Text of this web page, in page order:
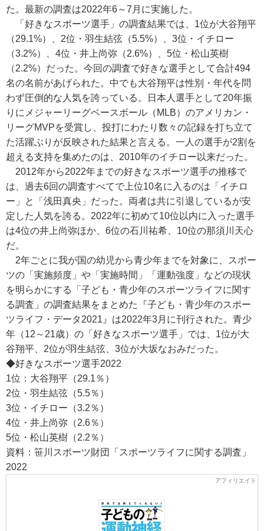
た。最新の調査は2022年6～7月に実施した。
「好きなスポーツ選手」の調査結果では、1位が大谷翔平
（29.1%）、2位・羽生結弦（5.5%）、3位・イチロー
（3.2%）、4位・井上尚弥（2.6%）、5位・松山英樹
（2.2%）だった。今回の調査で好きな選手として合計494
名の名前があげられた。中でも大谷翔平は性別・年代を問
わず圧倒的な人気を誇っている。日本人選手として20年振
りにメジャーリーグベースボール（MLB）のアメリカン・
リーグMVPを受賞し、投打にわたり数々の記録を打ち立て
た活躍ぶりが反映された結果と言える。一人の選手が2割を
超える支持を集めたのは、2010年のイチロー以来だった。
2012年から2022年までの好きなスポーツ選手の推移で
は、過去6回の調査すべてで上位10名に入るのは「イチロ
ー」と「浅田真央」だった。両者は共に引退しているが安
定した人気を誇る。2022年に初めて10位以内に入った選手
は4位の井上尚弥ほか、6位の石川祐希、10位の那須川天心
だ。
2年ごとに我が国の幼児から青少年までを対象に、スポー
ツの「実施頻度」や「実施時間」「運動強度」などの現状
を明らかにする「子ども・青少年のスポーツライフに関す
る調査」の調査結果をまとめた『子ども・青少年のスポー
ツライフ・データ2021』は2022年3月に刊行された。青少
年（12～21歳）の「好きなスポーツ選手」では、1位が大
谷翔平、2位が羽生結弦、3位が大坂なおみだった。
◆好きなスポーツ選手2022
1位：大谷翔平（29.1％）
2位・羽生結弦（5.5％）
3位・イチロー（3.2％）
4位・井上尚弥（2.6％）
5位・松山英樹（2.2％）
資料：笹川スポーツ財団「スポーツライフに関する調査」
2022